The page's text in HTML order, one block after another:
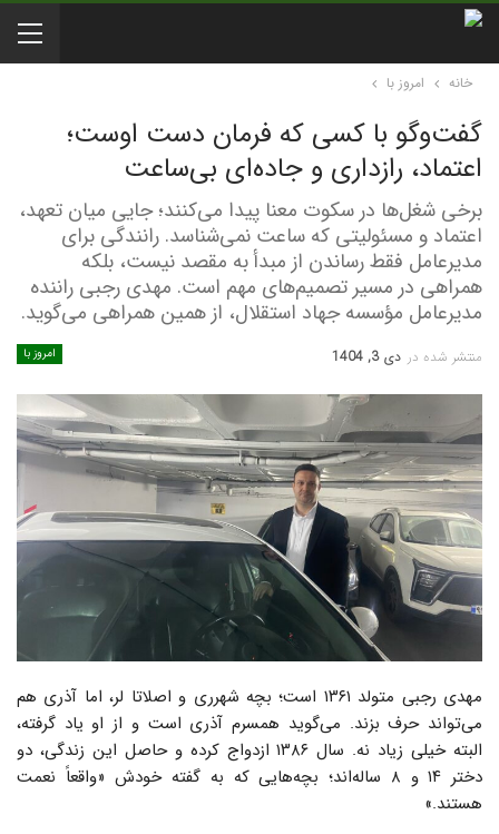
خانه امروز با
گفت‌وگو با کسی که فرمان دست اوست؛
اعتماد، رازداری و جاده‌ای بی‌ساعت
برخی شغل‌ها در سکوت معنا پیدا می‌کنند؛ جایی میان تعهد،
اعتماد و مسئولیتی که ساعت نمی‌شناسد. رانندگی برای
مدیرعامل فقط رساندن از مبدأ به مقصد نیست، بلکه
همراهی در مسیر تصمیم‌های مهم است. مهدی رجبی راننده
مدیرعامل مؤسسه جهاد استقلال، از همین همراهی می‌گوید.
امروز با منتشر شده در دی 3, 1404
مهدی رجبی متولد ۱۳۶۱ است؛ بچه شهرری و اصلاتا لر، اما آذری هم
می‌تواند حرف بزند. می‌گوید همسرم آذری است و از او یاد گرفته،
البته خیلی زیاد نه. سال ۱۳۸۶ ازدواج کرده و حاصل این زندگی، دو
دختر ۱۴ و ۸ ساله‌اند؛ بچه‌هایی که به گفته خودش «واقعاً نعمت
هستند.»